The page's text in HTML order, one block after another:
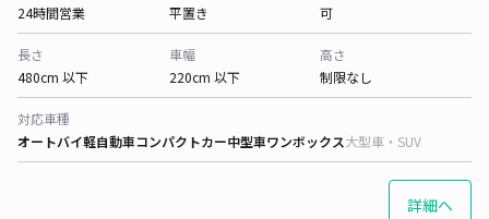
24時間営業
平置き
可
長さ
480cm 以下
車幅
220cm 以下
高さ
制限なし
対応車種
オートバイ軽自動車コンパクトカー中型車ワンボックス大型車・SUV
詳細へ